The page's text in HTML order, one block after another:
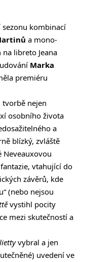
kombinací
a mono-
na libreto Jeana
Marka
premiéru
nejen
osobního života
a
blízký, zvláště
Neveauxovou
vtahující do
závěrů, kde
(nebo nejsou
vystihl pocity
mezi skutečností a
vybral a jen
uvedení ve